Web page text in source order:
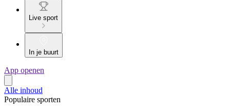
Live sport
In je buurt
App openen
Alle inhoud
Populaire sporten